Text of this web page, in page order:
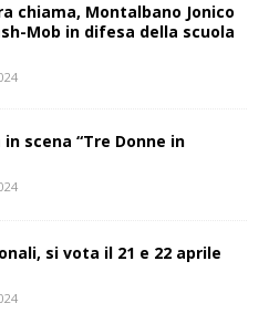
chiama, Montalbano Jonico
Mob in difesa della scuola
scena “Tre Donne in
si vota il 21 e 22 aprile